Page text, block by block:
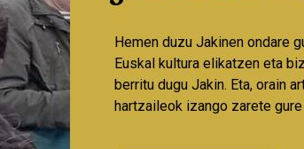
Hemen duzu Jakinen ondare
Euskal kultura elikatzen eta
berritu dugu Jakin. Eta, orain
hartzaileok izango zarete